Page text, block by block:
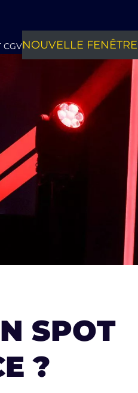
CGVNOUVELLE FENÊTRE
SPOT
?